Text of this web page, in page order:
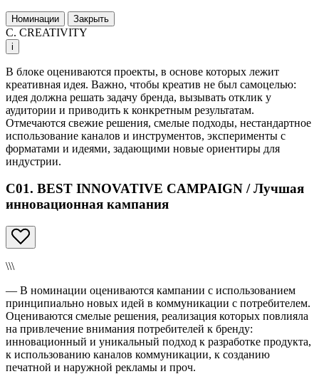
Номинации Закрыть
C. CREATIVITY
i
В блоке оцениваются проекты, в основе которых лежит
креативная идея. Важно, чтобы креатив не был самоцелью:
идея должна решать задачу бренда, вызывать отклик у
аудитории и приводить к конкретным результатам.
Отмечаются свежие решения, смелые подходы, нестандартное
использование каналов и инструментов, эксперименты с
форматами и идеями, задающими новые ориентиры для
индустрии.
C01. BEST INNOVATIVE CAMPAIGN / Лучшая
инновационная кампания
\\\
— В номинации оцениваются кампании с использованием
принципиально новых идей в коммуникации с потребителем.
Оцениваются смелые решения, реализация которых повлияла
на привлечение внимания потребителей к бренду:
инновационный и уникальный подход к разработке продукта,
к использованию каналов коммуникации, к созданию
печатной и наружной рекламы и проч.